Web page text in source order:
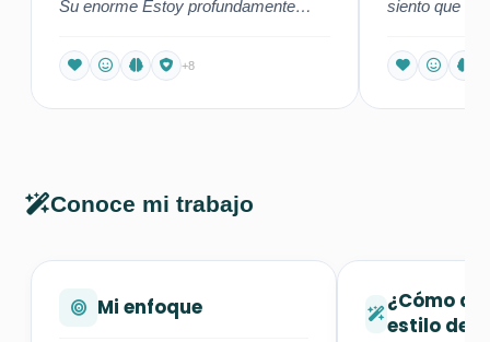
Su enorme Estoy profundamente
que he..."
+8
siento que
Conoce mi trabajo
Mi enfoque
¿Cómo
estilo de